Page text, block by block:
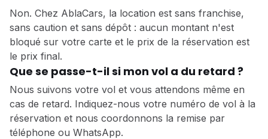
Non. Chez AblaCars, la location est sans franchise,
sans caution et sans dépôt : aucun montant n'est
bloqué sur votre carte et le prix de la réservation est
le prix final.
Que se passe-t-il si mon vol a du retard ?
Nous suivons votre vol et vous attendons même en
cas de retard. Indiquez-nous votre numéro de vol à la
réservation et nous coordonnons la remise par
téléphone ou WhatsApp.